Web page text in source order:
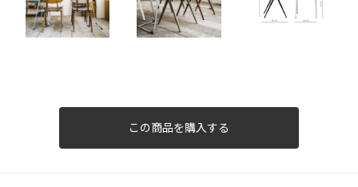
この商品を購入する